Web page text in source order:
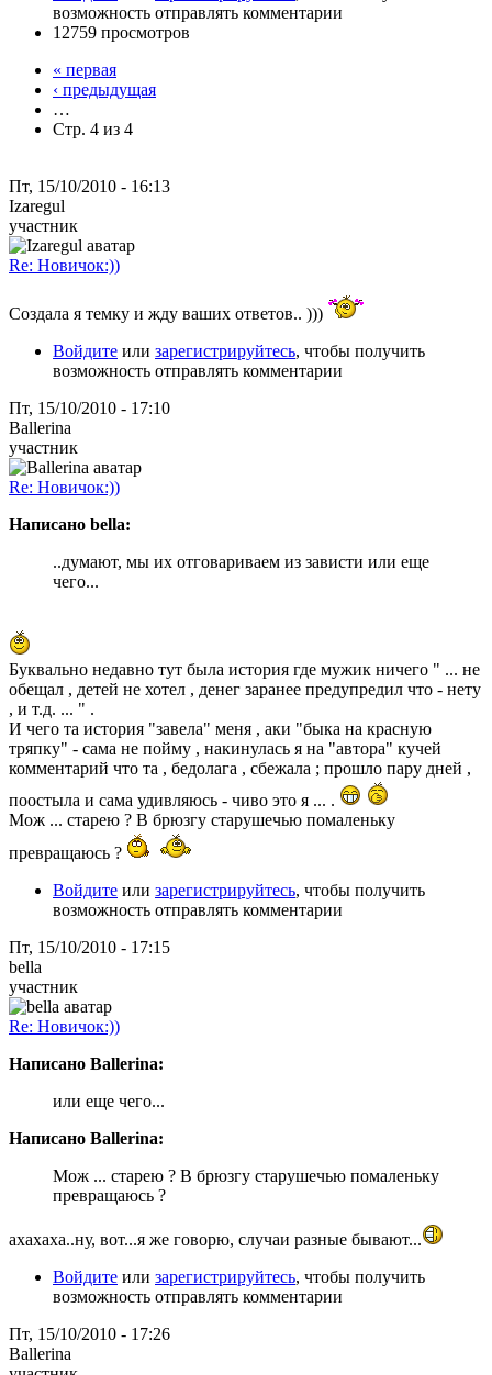
возможность отправлять комментарии
12759 просмотров
« первая
‹ предыдущая
…
Стр. 4 из 4
Пт, 15/10/2010 - 16:13
Izaregul
участник
Re: Новичок:))
Создала я темку и жду ваших ответов.. )))
Войдите или зарегистрируйтесь, чтобы получить
возможность отправлять комментарии
Пт, 15/10/2010 - 17:10
Ballerina
участник
Re: Новичок:))
Написано bella:
..думают, мы их отговариваем из зависти или еще
чего...
Буквально недавно тут была история где мужик ничего " ... не
обещал , детей не хотел , денег заранее предупредил что - нету
, и т.д. ... " .
И чего та история "завела" меня , аки "быка на красную
тряпку" - сама не пойму , накинулась я на "автора" кучей
комментарий что та , бедолага , сбежала ; прошло пару дней ,
поостыла и сама удивляюсь - чиво это я ... .
Мож ... старею ? В брюзгу старушечью помаленьку
превращаюсь ?
Войдите или зарегистрируйтесь, чтобы получить
возможность отправлять комментарии
Пт, 15/10/2010 - 17:15
bella
участник
Re: Новичок:))
Написано Ballerina:
или еще чего...
Написано Ballerina:
Мож ... старею ? В брюзгу старушечью помаленьку
превращаюсь ?
ахахаха..ну, вот...я же говорю, случаи разные бывают...
Войдите или зарегистрируйтесь, чтобы получить
возможность отправлять комментарии
Пт, 15/10/2010 - 17:26
Ballerina